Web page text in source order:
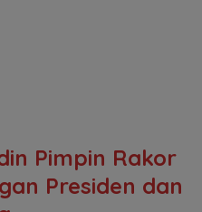
Pimpin Rakor
Presiden dan